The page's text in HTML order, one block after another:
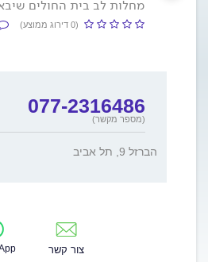
מחלות לב בית החולים
(0 דירוג ממוצע)
077-2316486
(מספר מקשר)
הברזל 9, תל אביב
צור קשר